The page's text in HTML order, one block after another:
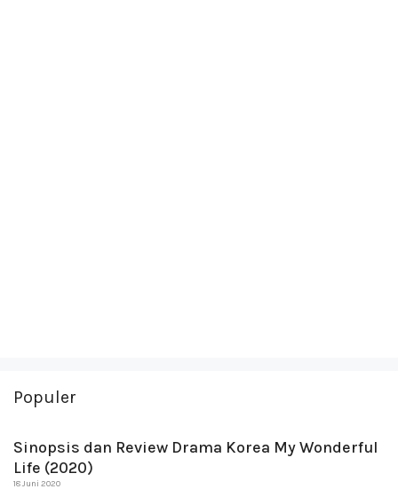
Populer
Sinopsis dan Review Drama Korea My Wonderful
Life (2020)
18 Juni 2020